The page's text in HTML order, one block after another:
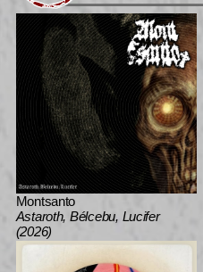
Montsanto
Astaroth, Bélcebu, Lucifer
(2026)